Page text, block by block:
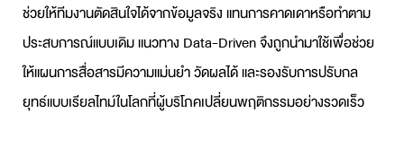
ช่วยให้ทีมงานตัดสินใจได้จากข้อมูลจริง แทนการคาดเดาหรือทำตาม
ประสบการณ์แบบเดิม แนวทาง Data-Driven จึงถูกนำมาใช้เพื่อช่วย
ให้แผนการสื่อสารมีความแม่นยำ วัดผลได้ และรองรับการปรับกล
ยุทธ์แบบเรียลไทม์ในโลกที่ผู้บริโภคเปลี่ยนพฤติกรรมอย่างรวดเร็ว